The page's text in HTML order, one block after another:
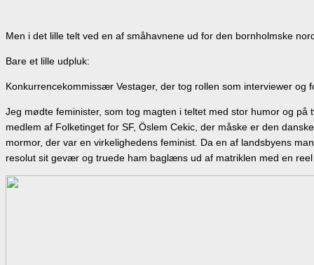
Men i det lille telt ved en af småhavnene ud for den bornholmske
Bare et lille udpluk:
Konkurrencekommissær Vestager, der tog rollen som interviewer
Jeg mødte feminister, som tog magten i teltet med stor humor og
medlem af Folketinget for SF, Öslem Cekic, der måske er den
mormor, der var en virkelighedens feminist. Da en af landsbyens
resolut sit gevær og truede ham baglæns ud af matriklen med en